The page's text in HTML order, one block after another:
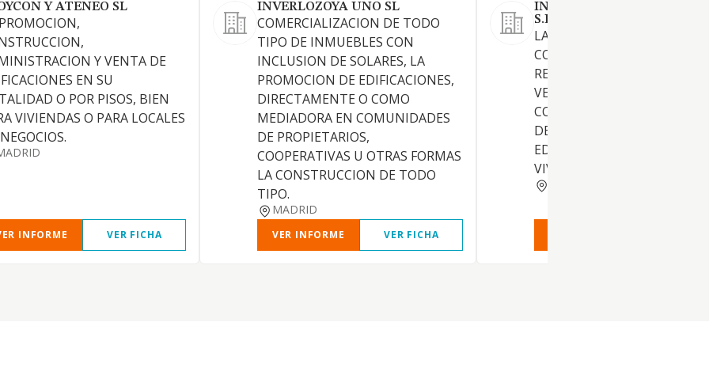
Y ATENEO SL
Y VENTA DE
EN SU
O POR PISOS, BIEN
VIVIENDAS O PARA LOCALES
INFORME VER FICHA
INVERLOZOYA UNO SL
COMERCIALIZACION DE TODO
TIPO DE INMUEBLES CON
INCLUSION DE SOLARES, LA
PROMOCION DE EDIFICACIONES,
DIRECTAMENTE O COMO
MEDIADORA EN COMUNIDADES
DE PROPIETARIOS,
COOPERATIVAS U OTRAS FORMAS
LA CONSTRUCCION DE TODO
TIPO.
MADRID
VER INFORME VER FICHA
INVERSIONES FERRER DEL
S.L.
LA PROMOCION,
CONSTRUCCION,
REHABILITACION,
VENTA, ARRENDAMIENTO,
CONSERVACION Y
DE TODA CLASE DE
EDIFICACIONES
VIVIENDAS, Y OTROS